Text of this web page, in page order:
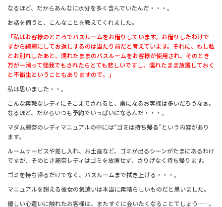
なるほど、だからあんなに水分を多く含んでいたんだ・・・。
お話を伺うと、こんなことを教えてくれました。
「私はお客様のところでバスルームをお借りしています。お借りしたわけで
すから綺麗にしてお返しするのは当たり前だと考えています。それに、もし私
とお別れしたあと、濡れたままのバスルームをお客様が使用され、そのとき
万が一滑って怪我でもされたらとても悲しいですし、濡れたまま放置しておく
と不衛生ということもありますので。」
私は思いました・・。
こんな素敵なレディにそこまでされると、虜になるお客様は多いだろうなぁ。
なるほど、だからいつも予約でいっぱいになるんだ・・・。
マダム麗奈のレディマニュアルの中には“ゴミは持ち帰る”という内容があり
ます。
ルームサービスや差し入れ、お土産など、ゴミが出るシーンがたまにあるわけ
ですが、そのとき麗奈レディはゴミを放置せず、さりげなく持ち帰ります。
ゴミを持ち帰るだけでなく、バスルームまで拭き上げる・・・。
マニュアルを超える彼女の気遣いは本当に素晴らしいものだと思いました。
優しい心遣いに触れたお客様は、またすぐに会いたくなることでしょう……。